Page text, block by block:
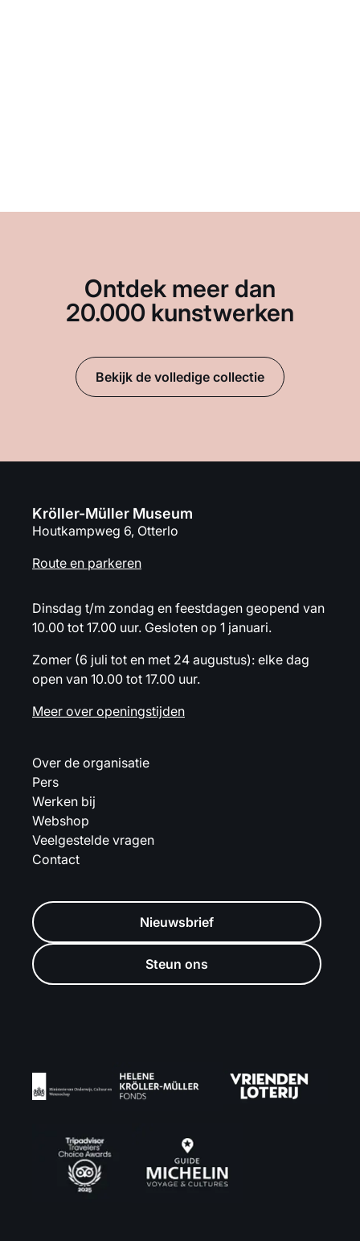
Ontdek meer dan
20.000 kunstwerken
Bekijk de volledige collectie
Kröller-Müller Museum
Houtkampweg 6, Otterlo
Route en parkeren
Dinsdag t/m zondag en feestdagen geopend van
10.00 tot 17.00 uur. Gesloten op 1 januari.
Zomer (6 juli tot en met 24 augustus): elke dag
open van 10.00 tot 17.00 uur.
Meer over openingstijden
Over de organisatie
Pers
Werken bij
Webshop
Veelgestelde vragen
Contact
Nieuwsbrief
Steun ons